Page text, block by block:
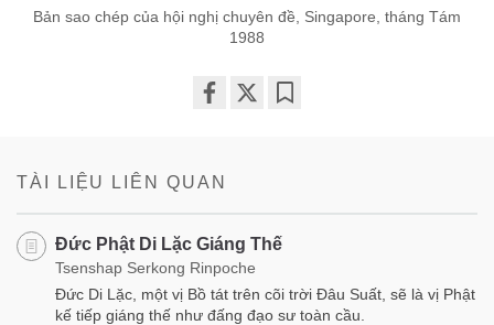
Bản sao chép của hội nghị chuyên đề, Singapore, tháng Tám
1988
TÀI LIỆU LIÊN QUAN
Đức Phật Di Lặc Giáng Thế
Tsenshap Serkong Rinpoche
Đức Di Lặc, một vị Bồ tát trên cõi trời Đâu Suất, sẽ là vị Phật
kế tiếp giáng thế như đấng đạo sư toàn cầu.